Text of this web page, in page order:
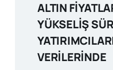
ALTIN
YÜKSELİŞ
VERİLERİNDE